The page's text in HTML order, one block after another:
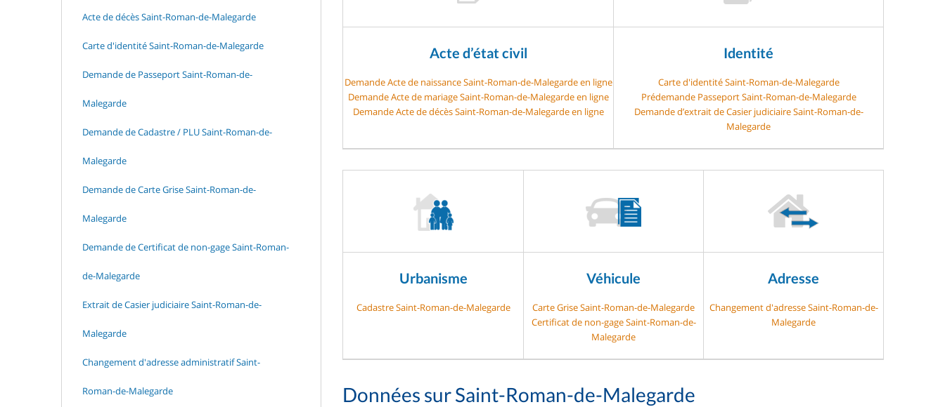
Acte de décès Saint-Roman-de-Malegarde
Carte d'identité Saint-Roman-de-Malegarde
Demande de Passeport Saint-Roman-de-
Malegarde
Demande de Cadastre / PLU Saint-Roman-de-
Malegarde
Demande de Carte Grise Saint-Roman-de-
Malegarde
Demande de Certificat de non-gage Saint-Roman-
de-Malegarde
Extrait de Casier judiciaire Saint-Roman-de-
Malegarde
Changement d'adresse administratif Saint-
Roman-de-Malegarde
Acte d’état civil
Demande Acte de naissance Saint-Roman-de-Malegarde en ligne
Demande Acte de mariage Saint-Roman-de-Malegarde en ligne
Demande Acte de décès Saint-Roman-de-Malegarde en ligne
Identité
Carte d'identité Saint-Roman-de-Malegarde
Prédemande Passeport Saint-Roman-de-Malegarde
Demande d’extrait de Casier judiciaire Saint-Roman-de-
Malegarde
Urbanisme
Cadastre Saint-Roman-de-Malegarde
Véhicule
Carte Grise Saint-Roman-de-Malegarde
Certificat de non-gage Saint-Roman-de-
Malegarde
Adresse
Changement d'adresse Saint-Roman-de-
Malegarde
Données sur Saint-Roman-de-Malegarde